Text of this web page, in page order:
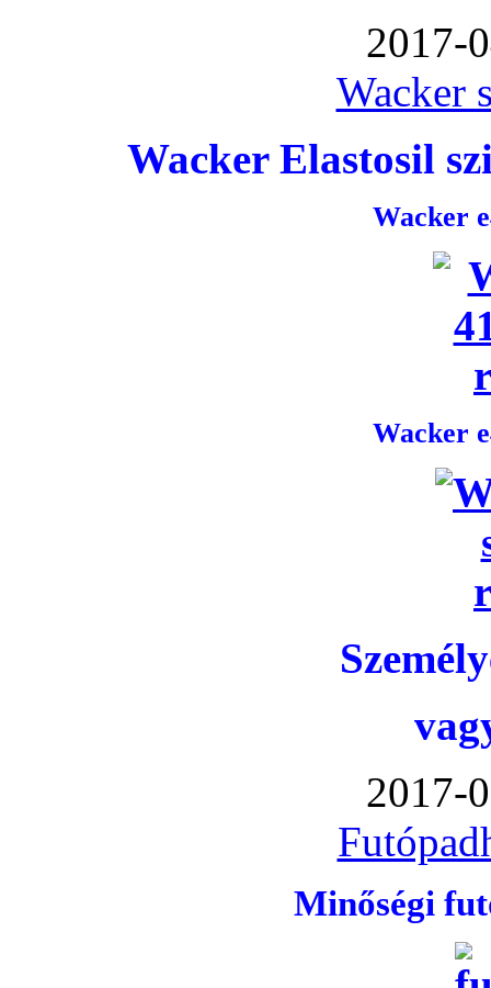
2017-
Wacker
Wacker Elastosil
Wacker
Wacker
2017-
Minőségi